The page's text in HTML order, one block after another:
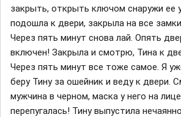
закрыть, открыть ключом снаружи ее
подошла к двери, закрыла на все
Через пять минут снова лай. Опять
включен! Закрыла и смотрю, Тина к
Через пять минут все тоже самое. Я
беру Тину за ошейник и веду к двери.
мужчина в черном, маска у него на
перепугалась! Тину выпустила